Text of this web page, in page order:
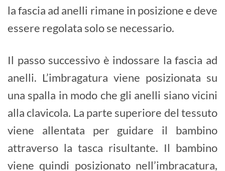
la fascia ad anelli rimane in posizione e deve
essere regolata solo se necessario.
Il passo successivo è indossare la fascia ad
anelli. L’imbragatura viene posizionata su
una spalla in modo che gli anelli siano vicini
alla clavicola. La parte superiore del tessuto
viene allentata per guidare il bambino
attraverso la tasca risultante. Il bambino
viene quindi posizionato nell’imbracatura,